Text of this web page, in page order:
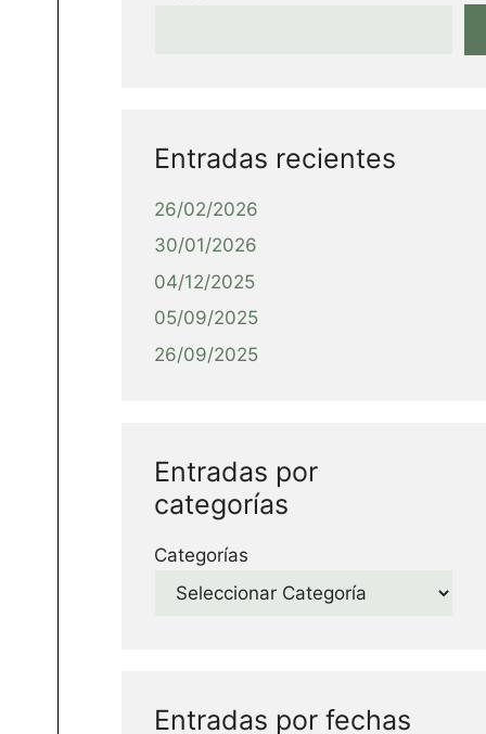
Entradas recientes
26/02/2026
30/01/2026
04/12/2025
05/09/2025
26/09/2025
Entradas por
categorías
Categorías
Entradas por fechas